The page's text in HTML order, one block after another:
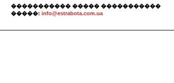
����������� ����� �����������
�����: info@estrabota.com.ua